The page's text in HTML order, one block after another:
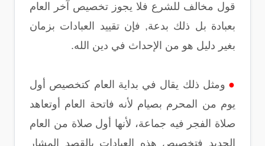
قول مخالف للشرع فلا يجوز تخصيص آخر العام
بعبادة بل ذلك بدعة, فإن تقييد العبادات بزمان
بغير دليل هو من الإحداث في دين الله.
● ومثل ذلك يقال في بداية العام كتخصيص أول
يوم من المحرم بصيام لأنه فاتحة العام أوتعاهد
صلاة الفجر فيه جماعة، لأنها أول صلاة من العام
الجديد فتخصيص هذه العبادات بالقصد المشار